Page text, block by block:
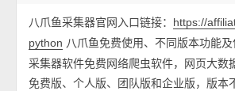
八爪鱼采集器官网入口链接：
https://
python 八爪鱼免费使用、不同版本功能
采集器软件免费网络爬虫软件，网页大数
免费版、个人版、团队版和企业版，版本